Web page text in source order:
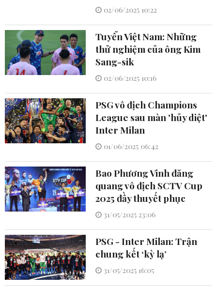
02/06/2025 10:22
Tuyển Việt Nam: Những
thử nghiệm của ông Kim
Sang-sik
02/06/2025 10:16
PSG vô địch Champions
League sau màn 'hủy diệt'
Inter Milan
01/06/2025 06:42
Bao Phương Vinh đăng
quang vô địch SCTV Cup
2025 đầy thuyết phục
31/05/2025 23:06
PSG - Inter Milan: Trận
chung kết ‘kỳ lạ’
31/05/2025 16:05